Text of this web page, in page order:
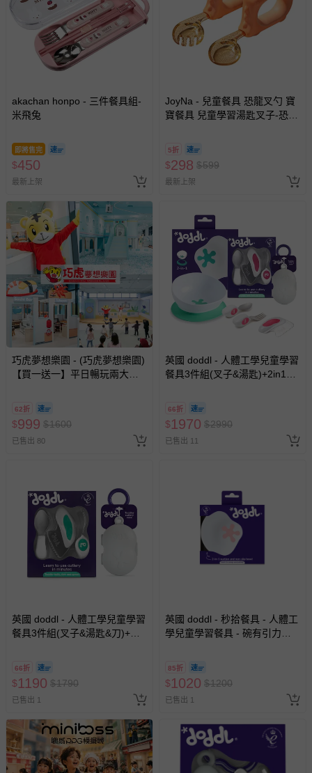
akachan honpo - 三件餐具組-
米飛兔
即將售完
$450
最新上架
JoyNa - 兒童餐具 恐龍叉勺 寶
寶餐具 兒童學習湯匙叉子-恐龍
5折
$298 $599
最新上架
巧虎夢想樂園 - (巧虎夢想樂園)
【買一送一】平日暢玩兩大一
2026/10/16 正券逾期視同現金
券使用
62折
$999 $1600
已售出 80
英國 doddl - 人體工學兒童學習
餐具3件組(叉子&湯匙)+2in1碗
66折
$1970 $2990
已售出 11
英國 doddl - 人體工學兒童學習
餐具3件組(叉子&湯匙&刀)+餐
66折
$1190 $1790
已售出 1
英國 doddl - 秒拾餐具 - 人體工
學兒童學習餐具 - 碗有引力秒
85折
$1020 $1200
已售出 1